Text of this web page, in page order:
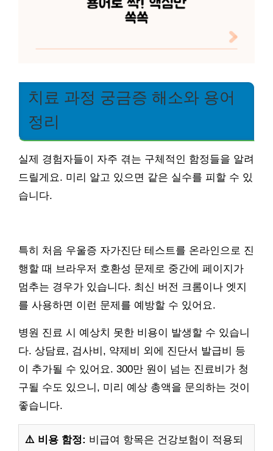
치료 과정 궁금증 해소와 용어
정리
실제 경험자들이 자주 겪는 구체적인 함정들을 알려
드릴게요. 미리 알고 있으면 같은 실수를 피할 수 있
습니다.
특히 처음 우울증 자가진단 테스트를 온라인으로 진
행할 때 브라우저 호환성 문제로 중간에 페이지가
멈추는 경우가 있습니다. 최신 버전 크롬이나 엣지
를 사용하면 이런 문제를 예방할 수 있어요.
병원 진료 시 예상치 못한 비용이 발생할 수 있습니
다. 상담료, 검사비, 약제비 외에 진단서 발급비 등
이 추가될 수 있어요. 300만 원이 넘는 진료비가 청
구될 수도 있으니, 미리 예상 총액을 문의하는 것이
좋습니다.
⚠️ 비용 함정: 비급여 항목은 건강보험이 적용되